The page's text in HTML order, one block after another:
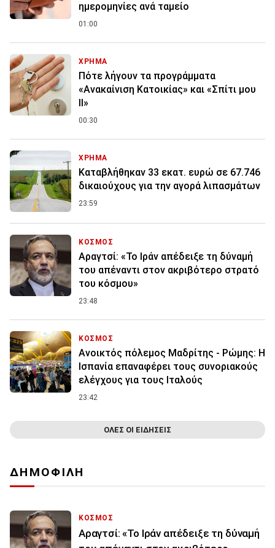
ημερομηνίες ανά ταμείο
01:00
ΧΡΗΜΑ
Πότε λήγουν τα προγράμματα
«Ανακαίνιση Κατοικίας» και «Σπίτι μου
ΙΙ»
00:30
ΧΡΗΜΑ
Καταβλήθηκαν 33 εκατ. ευρώ σε 67.746
δικαιούχους για την αγορά λιπασμάτων
23:59
ΚΟΣΜΟΣ
Αραγτσί: «Το Ιράν απέδειξε τη δύναμή
του απέναντι στον ακριβότερο στρατό
του κόσμου»
23:48
ΚΟΣΜΟΣ
Ανοικτός πόλεμος Μαδρίτης - Ρώμης: Η
Ισπανία επαναφέρει τους συνοριακούς
ελέγχους για τους Ιταλούς
23:42
ΟΛΕΣ ΟΙ ΕΙΔΗΣΕΙΣ
ΔΗΜΟΦΙΛΗ
ΚΟΣΜΟΣ
Αραγτσί: «Το Ιράν απέδειξε τη δύναμή